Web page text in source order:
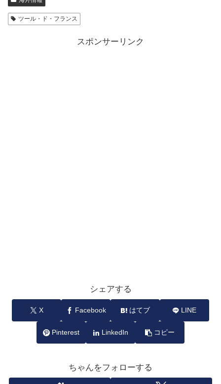
ツール・ド・フランス
スポンサーリンク
シェアする
X Facebook はてブ LINE
Pinterest LinkedIn コピー
ちゃんをフォローする